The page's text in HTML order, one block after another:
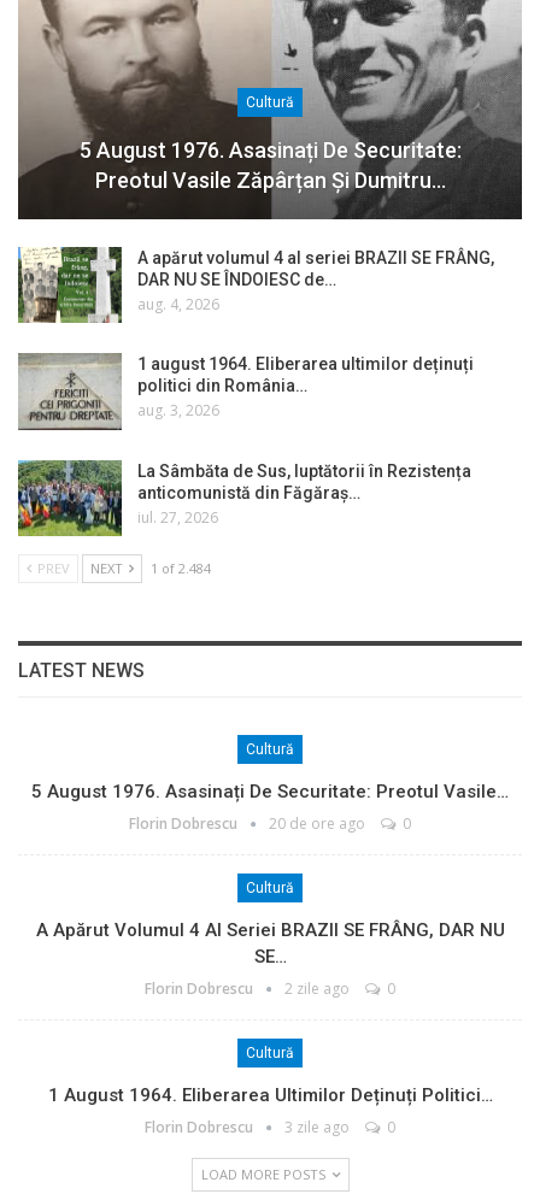
Cultură
5 August 1976. Asasinați De Securitate:
Preotul Vasile Zăpârțan Și Dumitru…
A apărut volumul 4 al seriei BRAZII SE FRÂNG,
DAR NU SE ÎNDOIESC de…
aug. 4, 2026
1 august 1964. Eliberarea ultimilor deținuți
politici din România…
aug. 3, 2026
La Sâmbăta de Sus, luptătorii în Rezistența
anticomunistă din Făgăraș…
iul. 27, 2026
PREV NEXT 1 of 2.484
LATEST NEWS
Cultură
5 August 1976. Asasinați De Securitate: Preotul Vasile…
Florin Dobrescu 20 de ore ago 0
Cultură
A Apărut Volumul 4 Al Seriei BRAZII SE FRÂNG, DAR NU
SE…
Florin Dobrescu 2 zile ago 0
Cultură
1 August 1964. Eliberarea Ultimilor Deținuți Politici…
Florin Dobrescu 3 zile ago 0
LOAD MORE POSTS